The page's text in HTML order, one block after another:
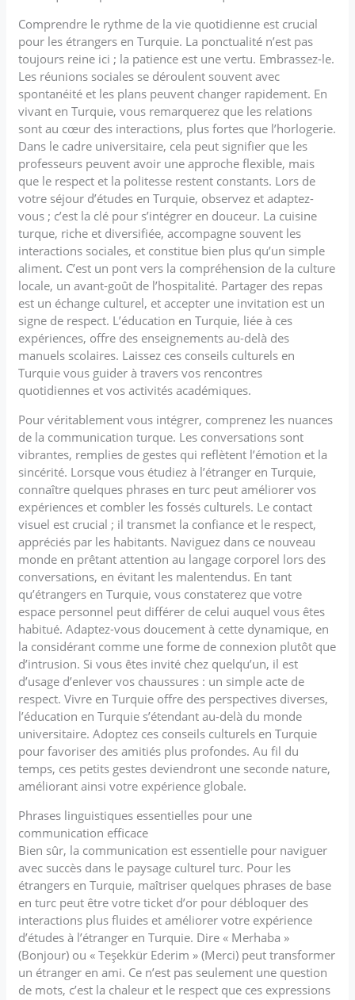
Comprendre le rythme de la vie quotidienne est crucial
pour les étrangers en Turquie. La ponctualité n’est pas
toujours reine ici ; la patience est une vertu. Embrassez-le.
Les réunions sociales se déroulent souvent avec
spontanéité et les plans peuvent changer rapidement. En
vivant en Turquie, vous remarquerez que les relations
sont au cœur des interactions, plus fortes que l’horlogerie.
Dans le cadre universitaire, cela peut signifier que les
professeurs peuvent avoir une approche flexible, mais
que le respect et la politesse restent constants. Lors de
votre séjour d’études en Turquie, observez et adaptez-
vous ; c’est la clé pour s’intégrer en douceur. La cuisine
turque, riche et diversifiée, accompagne souvent les
interactions sociales, et constitue bien plus qu’un simple
aliment. C’est un pont vers la compréhension de la culture
locale, un avant-goût de l’hospitalité. Partager des repas
est un échange culturel, et accepter une invitation est un
signe de respect. L’éducation en Turquie, liée à ces
expériences, offre des enseignements au-delà des
manuels scolaires. Laissez ces conseils culturels en
Turquie vous guider à travers vos rencontres
quotidiennes et vos activités académiques.
Pour véritablement vous intégrer, comprenez les nuances
de la communication turque. Les conversations sont
vibrantes, remplies de gestes qui reflètent l’émotion et la
sincérité. Lorsque vous étudiez à l’étranger en Turquie,
connaître quelques phrases en turc peut améliorer vos
expériences et combler les fossés culturels. Le contact
visuel est crucial ; il transmet la confiance et le respect,
appréciés par les habitants. Naviguez dans ce nouveau
monde en prêtant attention au langage corporel lors des
conversations, en évitant les malentendus. En tant
qu’étrangers en Turquie, vous constaterez que votre
espace personnel peut différer de celui auquel vous êtes
habitué. Adaptez-vous doucement à cette dynamique, en
la considérant comme une forme de connexion plutôt que
d’intrusion. Si vous êtes invité chez quelqu’un, il est
d’usage d’enlever vos chaussures : un simple acte de
respect. Vivre en Turquie offre des perspectives diverses,
l’éducation en Turquie s’étendant au-delà du monde
universitaire. Adoptez ces conseils culturels en Turquie
pour favoriser des amitiés plus profondes. Au fil du
temps, ces petits gestes deviendront une seconde nature,
améliorant ainsi votre expérience globale.
Phrases linguistiques essentielles pour une
communication efficace
Bien sûr, la communication est essentielle pour naviguer
avec succès dans le paysage culturel turc. Pour les
étrangers en Turquie, maîtriser quelques phrases de base
en turc peut être votre ticket d’or pour débloquer des
interactions plus fluides et améliorer votre expérience
d’études à l’étranger en Turquie. Dire « Merhaba »
(Bonjour) ou « Teşekkür Ederim » (Merci) peut transformer
un étranger en ami. Ce n’est pas seulement une question
de mots, c’est la chaleur et le respect que ces expressions